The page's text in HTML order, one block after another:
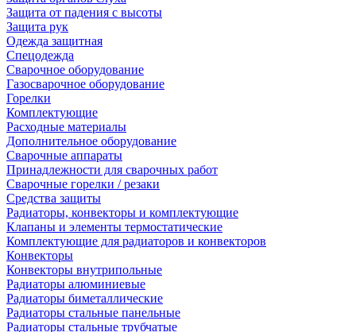
Защита от падения с высоты
Защита рук
Одежда защитная
Спецодежда
Сварочное оборудование
Газосварочное оборудование
Горелки
Комплектующие
Расходные материалы
Дополнительное оборудование
Сварочные аппараты
Принадлежности для сварочных работ
Сварочные горелки / резаки
Средства защиты
Радиаторы, конвекторы и комплектующие
Клапаны и элементы термостатические
Комплектующие для радиаторов и конвекторов
Конвекторы
Конвекторы внутрипольные
Радиаторы алюминиевые
Радиаторы биметаллические
Радиаторы стальные панельные
Радиаторы стальные трубчатые